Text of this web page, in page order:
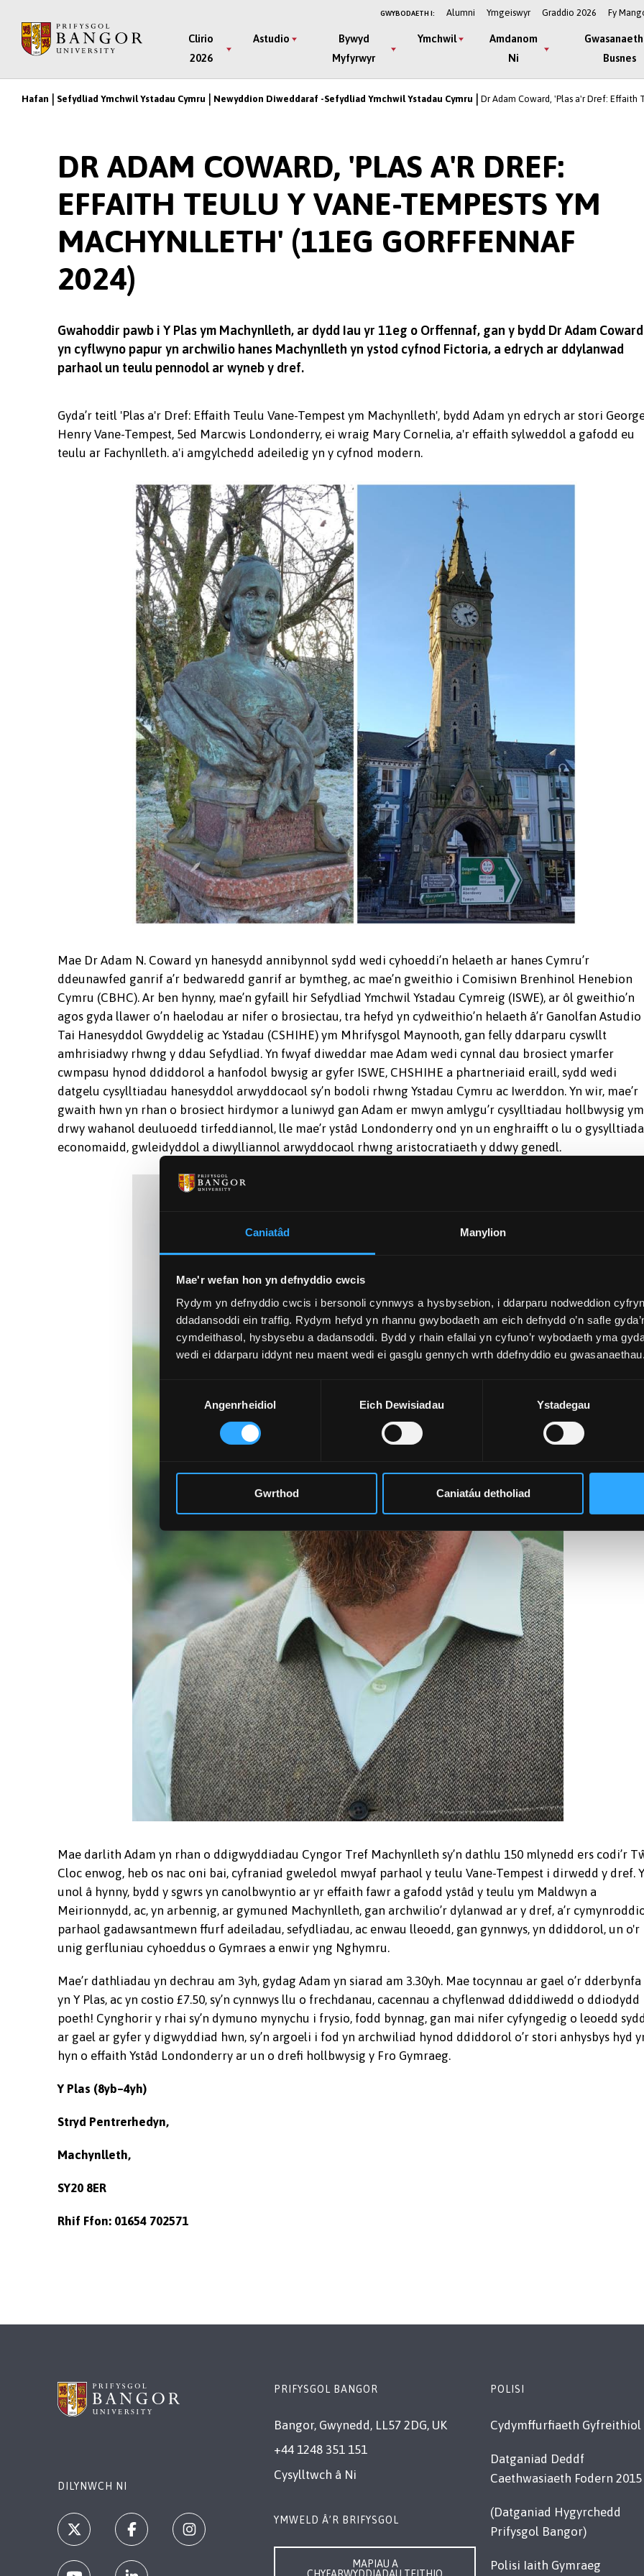
Caniatâd Manylion
Mae'r wefan hon yn defnyddio cwcis
Rydym yn defnyddio cwcis i bersonoli cynnwys a hysbysebion, i ddarparu nodweddion
ddadansoddi ein traffig. Rydym hefyd yn rhannu gwybodaeth am eich defnydd o’n safle
cymdeithasol, hysbysebu a dadansoddi. Bydd y rhain efallai yn cyfuno’r wybodaeth yma
wedi ei ddarparu iddynt neu maent wedi ei gasglu gennych wrth ddefnyddio eu gwasanaethau.
Angenrheidiol Eich Dewisiadau Ystadegau
Gwrthod Caniatáu detholiad
GWYBODAETH I: Alumni Ymgeiswyr Graddio 2026 Fy
Main
Menu
Clirio
2026
Astudio
Bywyd
Myfyrwyr
Ymchwil
Amdanom
Ni
Busnes
Breadcrumb
Hafan Sefydliad Ymchwil Ystadau Cymru Newyddion Diweddaraf -Sefydliad Ymchwil Ystadau Cymru Dr Adam Coward, 'Plas a'r Dref:
DR ADAM COWARD, 'PLAS A'R DREF:
EFFAITH TEULU Y VANE-TEMPESTS YM
MACHYNLLETH' (11EG GORFFENNAF
2024)
Gwahoddir pawb i Y Plas ym Machynlleth, ar dydd Iau yr 11eg o Orffennaf, gan y bydd Dr Adam Coward
yn cyflwyno papur yn archwilio hanes Machynlleth yn ystod cyfnod Fictoria, a edrych ar ddylanwad
parhaol un teulu pennodol ar wyneb y dref.
Gyda’r teitl 'Plas a'r Dref: Effaith Teulu Vane-Tempest ym Machynlleth', bydd Adam yn edrych ar stori
Henry Vane-Tempest, 5ed Marcwis Londonderry, ei wraig Mary Cornelia, a'r effaith sylweddol a gafodd eu
teulu ar Fachynlleth. a'i amgylchedd adeiledig yn y cyfnod modern.
Mae Dr Adam N. Coward yn hanesydd annibynnol sydd wedi cyhoeddi’n helaeth ar hanes Cymru’r
ddeunawfed ganrif a’r bedwaredd ganrif ar bymtheg, ac mae’n gweithio i Comisiwn Brenhinol Henebion
Cymru (CBHC). Ar ben hynny, mae’n gyfaill hir Sefydliad Ymchwil Ystadau Cymreig (ISWE), ar ôl gweithio’n
agos gyda llawer o’n haelodau ar nifer o brosiectau, tra hefyd yn cydweithio’n helaeth â’r Ganolfan Astudio
Tai Hanesyddol Gwyddelig ac Ystadau (CSHIHE) ym Mhrifysgol Maynooth, gan felly ddarparu cyswllt
amhrisiadwy rhwng y ddau Sefydliad. Yn fwyaf diweddar mae Adam wedi cynnal dau brosiect ymarfer
cwmpasu hynod ddiddorol a hanfodol bwysig ar gyfer ISWE, CHSHIHE a phartneriaid eraill, sydd wedi
datgelu cysylltiadau hanesyddol arwyddocaol sy’n bodoli rhwng Ystadau Cymru ac Iwerddon. Yn wir, mae’r
gwaith hwn yn rhan o brosiect hirdymor a luniwyd gan Adam er mwyn amlygu’r cysylltiadau hollbwysig
drwy wahanol deuluoedd tirfeddiannol, lle mae’r ystâd Londonderry ond yn un enghraifft o lu o
economaidd, gwleidyddol a diwylliannol arwyddocaol rhwng aristocratiaeth y ddwy genedl.
Mae darlith Adam yn rhan o ddigwyddiadau Cyngor Tref Machynlleth sy’n dathlu 150 mlynedd ers codi’r
Cloc enwog, heb os nac oni bai, cyfraniad gweledol mwyaf parhaol y teulu Vane-Tempest i dirwedd y dref.
unol â hynny, bydd y sgwrs yn canolbwyntio ar yr effaith fawr a gafodd ystâd y teulu ym Maldwyn a
Meirionnydd, ac, yn arbennig, ar gymuned Machynlleth, gan archwilio’r dylanwad ar y dref, a’r
parhaol gadawsantmewn ffurf adeiladau, sefydliadau, ac enwau lleoedd, gan gynnwys, yn ddiddorol, un o'r
unig gerfluniau cyhoeddus o Gymraes a enwir yng Nghymru.
Mae’r dathliadau yn dechrau am 3yh, gydag Adam yn siarad am 3.30yh. Mae tocynnau ar gael o’r dderbynfa
yn Y Plas, ac yn costio £7.50, sy’n cynnwys llu o frechdanau, cacennau a chyflenwad ddiddiwedd o ddiodydd
poeth! Cynghorir y rhai sy’n dymuno mynychu i frysio, fodd bynnag, gan mai nifer cyfyngedig o leoedd sydd
ar gael ar gyfer y digwyddiad hwn, sy’n argoeli i fod yn archwiliad hynod ddiddorol o’r stori anhysbys hyd
hyn o effaith Ystâd Londonderry ar un o drefi hollbwysig y Fro Gymraeg.
Y Plas (8yb–4yh)
Stryd Pentrerhedyn,
Machynlleth,
SY20 8ER
Rhif Ffon: 01654 702571
DILYNWCH NI
PRIFYSGOL BANGOR
Bangor, Gwynedd, LL57 2DG, UK
+44 1248 351 151
Cysylltwch â Ni
YMWELD Â’R BRIFYSGOL
MAPIAU A
POLISI
Cydymffurfiaeth Gyfreithiol
Datganiad Deddf
Caethwasiaeth Fodern 2015
(Datganiad Hygyrchedd
Prifysgol Bangor)
Polisi Iaith Gymraeg